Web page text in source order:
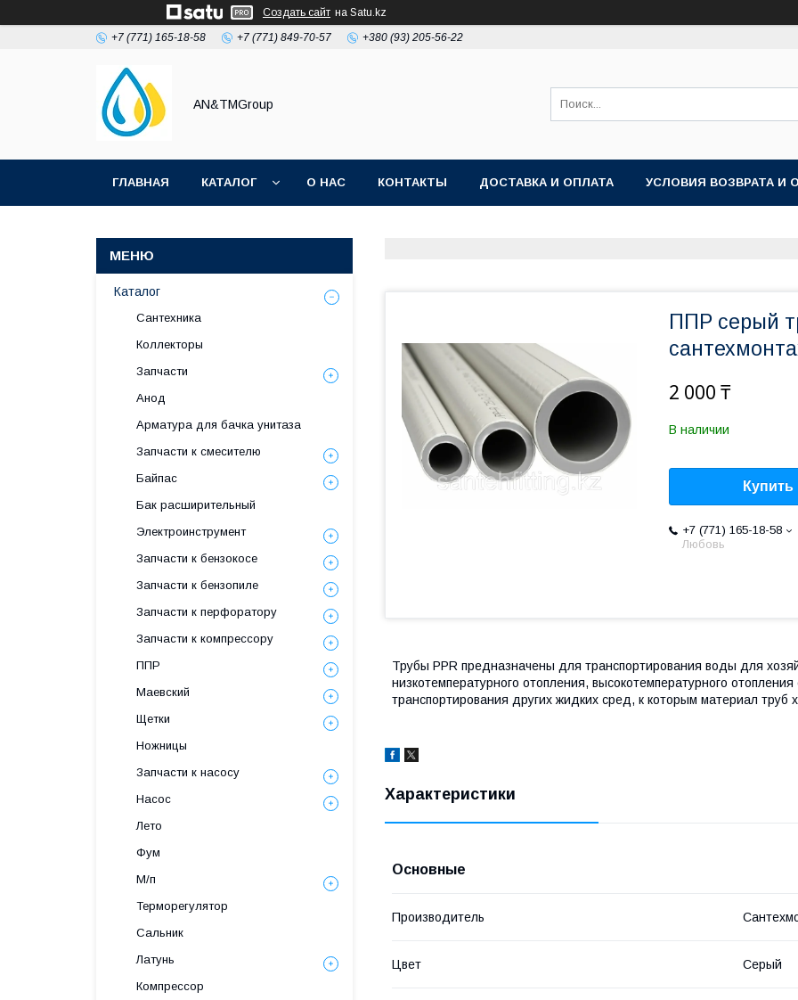
Создать сайт на Satu.kz
+7 (771) 165-18-58 +7 (771) 849-70-57 +380 (93) 205-56-22
AN&TMGroup
ГЛАВНАЯ КАТАЛОГ О НАС КОНТАКТЫ ДОСТАВКА И ОПЛАТА УСЛОВИЯ ВОЗВРАТА И
ППР серый
2 000 ₸
В наличии
Купить
+7 (771) 165-18-58
Любовь
Трубы PPR предназначены для транспортирования воды для
низкотемпературного отопления, высокотемпературного
транспортирования других жидких сред, к которым материал труб
Характеристики
Основные
Производитель
Цвет Серый
Каталог
Сантехника
Коллекторы
Запчасти
Анод
Арматура для бачка унитаза
Запчасти к смесителю
Байпас
Бак расширительный
Электроинструмент
Запчасти к бензокосе
Запчасти к бензопиле
Запчасти к перфоратору
Запчасти к компрессору
ППР
Маевский
Щетки
Ножницы
Запчасти к насосу
Насос
Лето
Фум
М/п
Терморегулятор
Сальник
Латунь
Компрессор